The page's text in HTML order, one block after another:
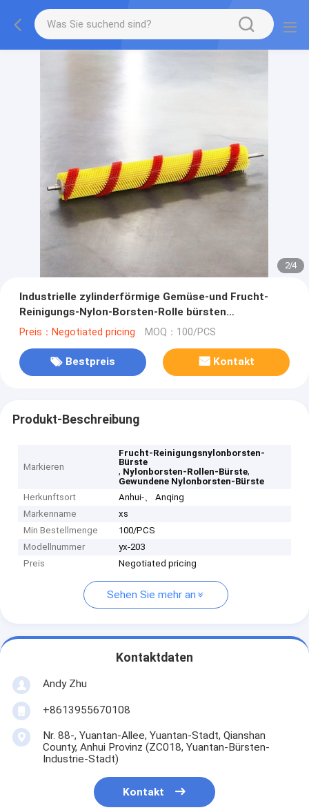
2/4
Industrielle zylinderförmige Gemüse-und Frucht-
Reinigungs-Nylon-Borsten-Rolle bürsten
gewundenes
Preis：Negotiated pricing MOQ：100/PCS
Bestpreis Kontakt
Produkt-Beschreibung
Markieren
Frucht-Reinigungsnylonborsten-
Bürste
, Nylonborsten-Rollen-Bürste,
Gewundene Nylonborsten-Bürste
Herkunftsort
Anhui-、 Anqing
Markenname
xs
Min Bestellmenge
100/PCS
Modellnummer
yx-203
Preis
Negotiated pricing
Sehen Sie mehr an
Kontaktdaten
Andy Zhu
+8613955670108
Nr. 88-, Yuantan-Allee, Yuantan-Stadt, Qianshan
County, Anhui Provinz (ZC018, Yuantan-Bürsten-
Industrie-Stadt)
Kontakt